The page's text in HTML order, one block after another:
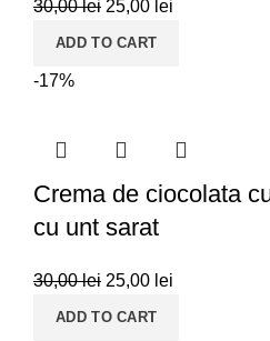
30,00lei 25,00 lei
ADD TO CART
-17%
Crema de ciocolata
cu unt sarat
30,00lei 25,00 lei
ADD TO CART